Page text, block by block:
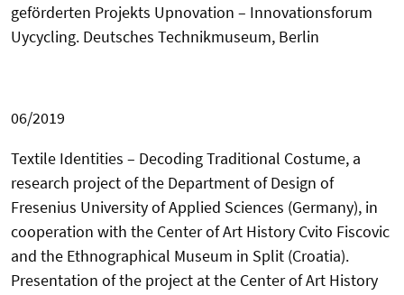
geförderten Projekts Upnovation – Innovationsforum
Uycycling. Deutsches Technikmuseum, Berlin
06/2019
Textile Identities – Decoding Traditional Costume, a
research project of the Department of Design of
Fresenius University of Applied Sciences (Germany), in
cooperation with the Center of Art History Cvito Fiscovic
and the Ethnographical Museum in Split (Croatia).
Presentation of the project at the Center of Art History